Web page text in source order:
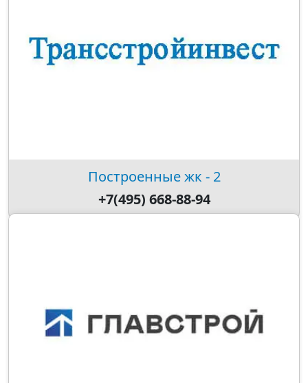
Построенные жк - 2
+7(495) 668-88-94